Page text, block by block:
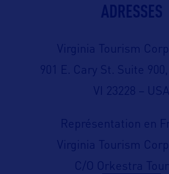
ADRESSES
Virginia Tourism
901 E. Cary St. Suite
VI 23228 – USA
Représentation en
Virginia Tourism
C/O Orkestra